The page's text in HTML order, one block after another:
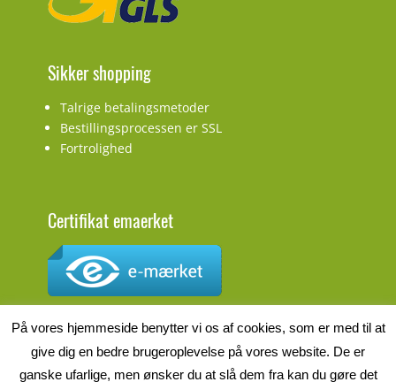
Sikker shopping
Talrige betalingsmetoder
Bestillingsprocessen er SSL
Fortrolighed
Certifikat emaerket
På vores hjemmeside benytter vi os af cookies, som er med til at
give dig en bedre brugeroplevelse på vores website. De er
ganske ufarlige, men ønsker du at slå dem fra kan du gøre det